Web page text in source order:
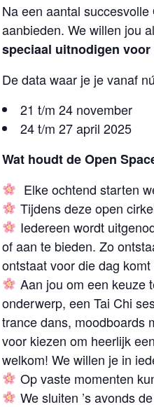
Na een aantal
aanbieden. We willen jou
speciaal uitnodigen voor
De data waar je je vanaf
21 t/m 24 november
24 t/m 27 april 2025
Wat houdt de Open
Elke ochtend starten
Tijdens deze open
Iedereen wordt
of aan te bieden. Zo
ontstaat voor die dag
Aan jou om een keuze
onderwerp, een Tai Chi
trance dans, moodboards
voor kiezen om heerlijk
welkom! We willen je in
Op vaste momenten
We sluiten ’s avonds